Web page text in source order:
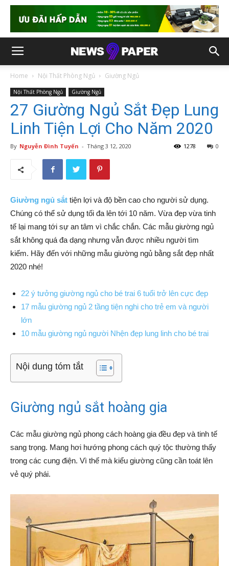
Home Nội Thất Phòng Ngủ Giường Ngủ
Nội Thất Phòng Ngủ Giường Ngủ
27 Giường Ngủ Sắt Đẹp Lung
Linh Tiện Lợi Cho Năm 2020
By Nguyễn Đình Tuyến - Tháng 3 12, 2020 0
1278
Giường ngủ sắt tiện lợi và độ bền cao cho người sử dụng.
Chúng có thể sử dụng tối đa lên tới 10 năm. Vừa đẹp vừa tinh
tế lại mang tới sự an tâm vì chắc chắn. Các mẫu giường ngủ
sắt không quá đa dạng nhưng vẫn được nhiều người tìm
kiếm. Hãy đến với những mẫu giường ngủ bằng sắt đẹp nhất
2020 nhé!
22 ý tưởng giường ngủ cho bé trai 6 tuổi trở lên cực đẹp
17 mẫu giường ngủ 2 tầng tiện nghi cho trẻ em và người
lớn
10 mẫu giường ngủ người Nhện đẹp lung linh cho bé trai
Nội dung tóm tắt
Giường ngủ sắt hoàng gia
Các mẫu giường ngủ phong cách hoàng gia đều đẹp và tinh tế
sang trọng. Mang hơi hướng phong cách quý tộc thường thấy
trong các cung điện. Vì thế mà kiểu giường cũng cần toát lên
vẻ quý phái.